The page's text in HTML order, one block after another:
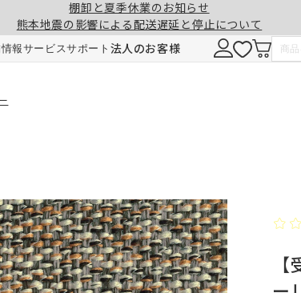
棚卸と夏季休業のお知らせ
熊本地震の影響による配送遅延と停止について
報サービスサポート 法人のお客様
一緒に購入する注意事項
ご注文は1cm単位で承ります。
仕上がりサイズには±1cm程度の誤差
形態安定加工
チェーンウェイト加工